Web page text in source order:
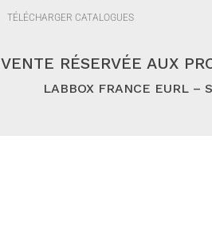
TÉLÉCHARGER CATALOGUES
VENTE RÉSERVÉE AUX
LABBOX FRANCE EURL –